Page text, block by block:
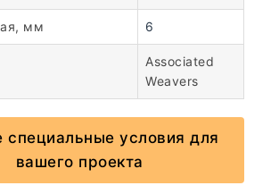
мм 6
Associated
Weavers
специальные условия для
вашего проекта